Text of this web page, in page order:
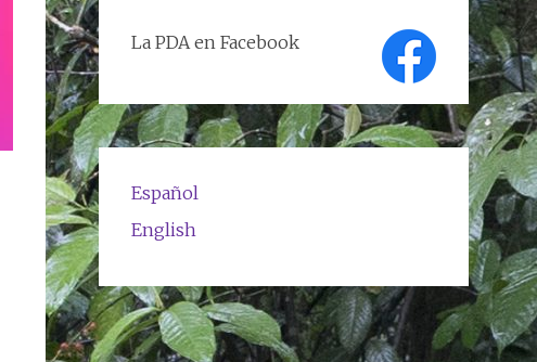
La PDA en Facebook
Español
English